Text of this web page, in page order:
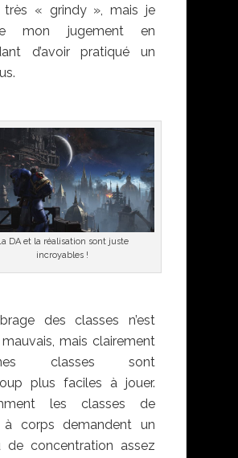
très « grindy », mais je
mon jugement en
d’avoir pratiqué un
DA et la réalisation sont juste
incroyables !
des classes n’est
mais clairement
classes sont
plus faciles à jouer.
les classes de
à corps demandent un
de concentration assez